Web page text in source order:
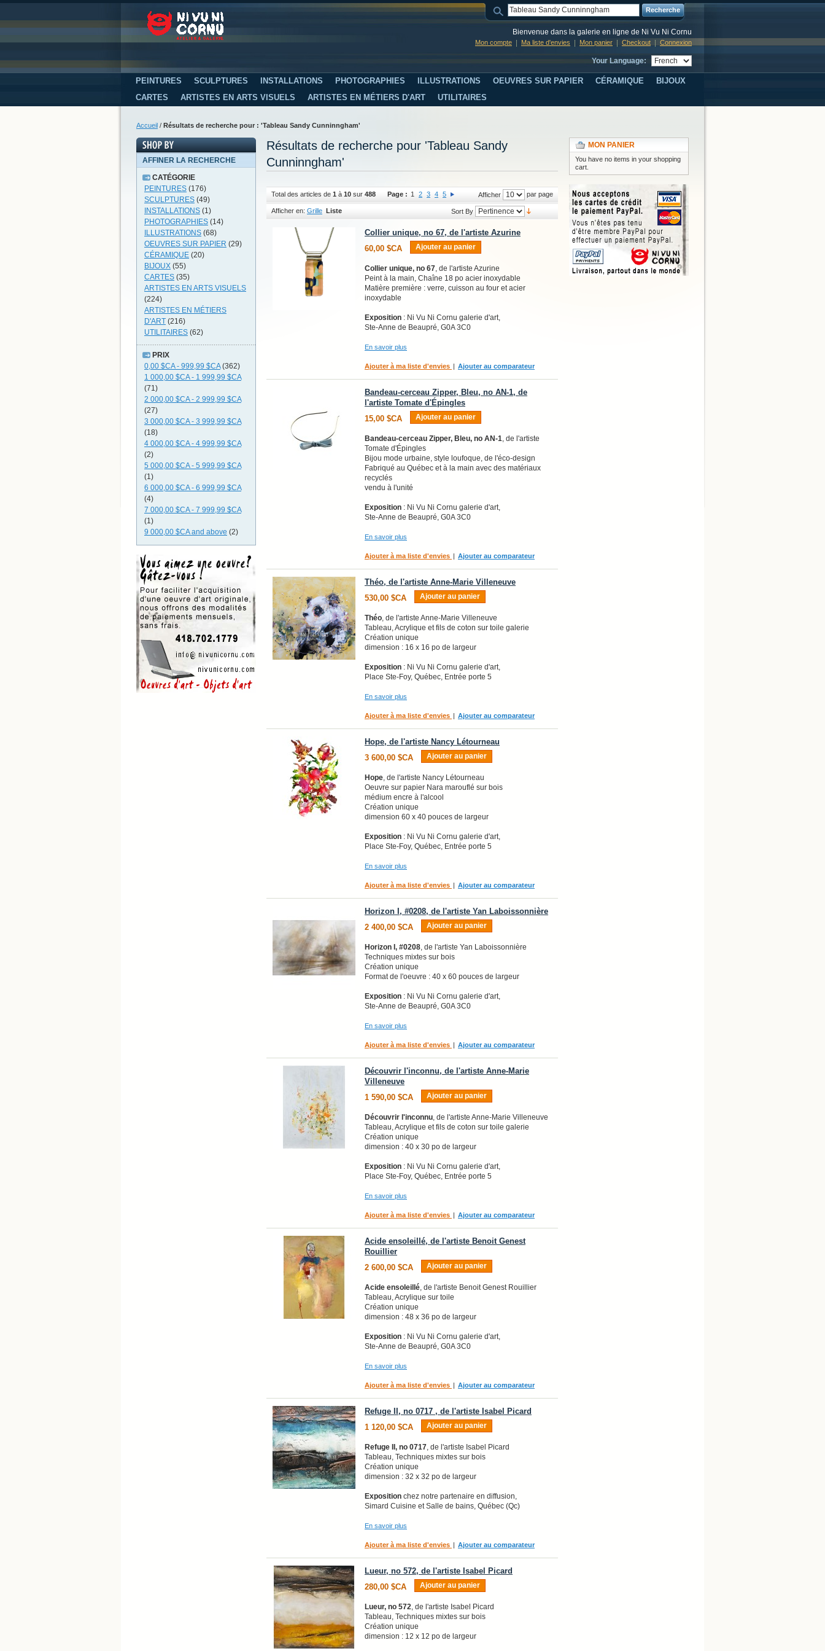
Recherche
Bienvenue dans la galerie en ligne de Ni Vu Ni Cornu
Mon compte Ma liste d'envies Mon panier Checkout Connexion
Your Language:
PEINTURES SCULPTURES INSTALLATIONS PHOTOGRAPHIES ILLUSTRATIONS OEUVRES SUR PAPIER CÉRAMIQUE
BIJOUX
CARTES
ARTISTES EN ARTS VISUELS ARTISTES EN MÉTIERS D'ART UTILITAIRES
Accueil / Résultats de recherche pour : 'Tableau Sandy Cunninngham'
Résultats de recherche pour 'Tableau Sandy
Cunninngham'
Total des articles de 1 à 10 sur 488 Afficher par page
Page : 1 2 3 4 5
Afficher en: Grille Liste Sort By
Collier unique, no 67, de l'artiste Azurine
60,00 $CA
Ajouter au panier
Collier unique, no 67, de l'artiste Azurine
Peint à la main, Chaîne 18 po acier inoxydable
Matière première : verre, cuisson au four et acier
inoxydable
Exposition : Ni Vu Ni Cornu galerie d'art,
Ste-Anne de Beaupré, G0A 3C0
En savoir plus
Ajouter à ma liste d'envies | Ajouter au comparateur
Bandeau-cerceau Zipper, Bleu, no AN-1, de
l'artiste Tomate d'Épingles
15,00 $CA
Ajouter au panier
Bandeau-cerceau Zipper, Bleu, no AN-1, de l'artiste
Tomate d'Épingles
Bijou mode urbaine, style loufoque, de l'éco-design
Fabriqué au Québec et à la main avec des matériaux
recyclés
vendu à l'unité
Exposition : Ni Vu Ni Cornu galerie d'art,
Ste-Anne de Beaupré, G0A 3C0
En savoir plus
Ajouter à ma liste d'envies | Ajouter au comparateur
Théo, de l'artiste Anne-Marie Villeneuve
530,00 $CA
Ajouter au panier
Théo, de l'artiste Anne-Marie Villeneuve
Tableau, Acrylique et fils de coton sur toile galerie
Création unique
dimension : 16 x 16 po de largeur
Exposition : Ni Vu Ni Cornu galerie d'art,
Place Ste-Foy, Québec, Entrée porte 5
En savoir plus
Ajouter à ma liste d'envies | Ajouter au comparateur
Hope, de l'artiste Nancy Létourneau
3 600,00 $CA
Ajouter au panier
Hope, de l'artiste Nancy Létourneau
Oeuvre sur papier Nara marouflé sur bois
médium encre à l'alcool
Création unique
dimension 60 x 40 pouces de largeur
Exposition : Ni Vu Ni Cornu galerie d'art,
Place Ste-Foy, Québec, Entrée porte 5
En savoir plus
Ajouter à ma liste d'envies | Ajouter au comparateur
Horizon I, #0208, de l'artiste Yan Laboissonnière
2 400,00 $CA
Ajouter au panier
Horizon I, #0208, de l'artiste Yan Laboissonnière
Techniques mixtes sur bois
Création unique
Format de l'oeuvre : 40 x 60 pouces de largeur
Exposition : Ni Vu Ni Cornu galerie d'art,
Ste-Anne de Beaupré, G0A 3C0
En savoir plus
Ajouter à ma liste d'envies | Ajouter au comparateur
Découvrir l'inconnu, de l'artiste Anne-Marie
Villeneuve
1 590,00 $CA
Ajouter au panier
Découvrir l'inconnu, de l'artiste Anne-Marie Villeneuve
Tableau, Acrylique et fils de coton sur toile galerie
Création unique
dimension : 40 x 30 po de largeur
Exposition : Ni Vu Ni Cornu galerie d'art,
Place Ste-Foy, Québec, Entrée porte 5
En savoir plus
Ajouter à ma liste d'envies | Ajouter au comparateur
Acide ensoleillé, de l'artiste Benoit Genest
Rouillier
2 600,00 $CA
Ajouter au panier
Acide ensoleillé, de l'artiste Benoit Genest Rouillier
Tableau, Acrylique sur toile
Création unique
dimension : 48 x 36 po de largeur
Exposition : Ni Vu Ni Cornu galerie d'art,
Ste-Anne de Beaupré, G0A 3C0
En savoir plus
Ajouter à ma liste d'envies | Ajouter au comparateur
Refuge II, no 0717 , de l'artiste Isabel Picard
1 120,00 $CA
Ajouter au panier
Refuge II, no 0717, de l'artiste Isabel Picard
Tableau, Techniques mixtes sur bois
Création unique
dimension : 32 x 32 po de largeur
Exposition chez notre partenaire en diffusion,
Simard Cuisine et Salle de bains, Québec (Qc)
En savoir plus
Ajouter à ma liste d'envies | Ajouter au comparateur
Lueur, no 572, de l'artiste Isabel Picard
280,00 $CA
Ajouter au panier
Lueur, no 572, de l'artiste Isabel Picard
Tableau, Techniques mixtes sur bois
Création unique
dimension : 12 x 12 po de largeur
AFFINER LA RECHERCHE
CATÉGORIE
PEINTURES (176)
SCULPTURES (49)
INSTALLATIONS (1)
PHOTOGRAPHIES (14)
ILLUSTRATIONS (68)
OEUVRES SUR PAPIER (29)
CÉRAMIQUE (20)
BIJOUX (55)
CARTES (35)
ARTISTES EN ARTS VISUELS
(224)
ARTISTES EN MÉTIERS
D'ART (216)
UTILITAIRES (62)
PRIX
0,00 $CA- 999,99 $CA(362)
1 000,00 $CA- 1 999,99 $CA
(71)
2 000,00 $CA- 2 999,99 $CA
(27)
3 000,00 $CA- 3 999,99 $CA
(18)
4 000,00 $CA- 4 999,99 $CA
(2)
5 000,00 $CA- 5 999,99 $CA
(1)
6 000,00 $CA- 6 999,99 $CA
(4)
7 000,00 $CA- 7 999,99 $CA
(1)
9 000,00 $CAand above (2)
MON PANIER
You have no items in your shopping
cart.